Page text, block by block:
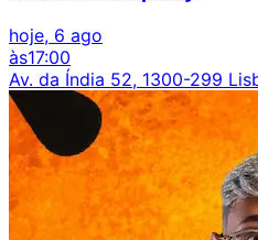
hoje, 6 ago
às17:00
Av. da Índia 52, 1300-299